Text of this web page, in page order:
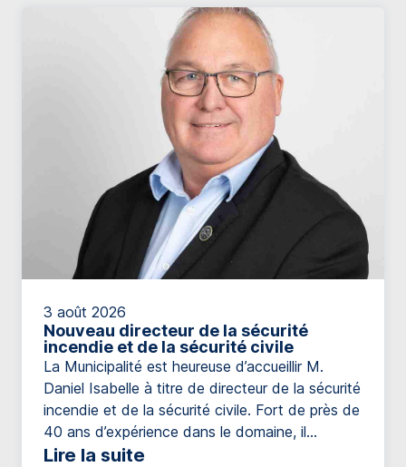
investis afin de soutenir le développement local
3 août 2026
Nouveau directeur de la sécurité
incendie et de la sécurité civile
La Municipalité est heureuse d’accueillir M.
Daniel Isabelle à titre de directeur de la sécurité
incendie et de la sécurité civile. Fort de près de
40 ans d’expérience dans le domaine, il
possède un parcours impressionnant qui
Lire la suite